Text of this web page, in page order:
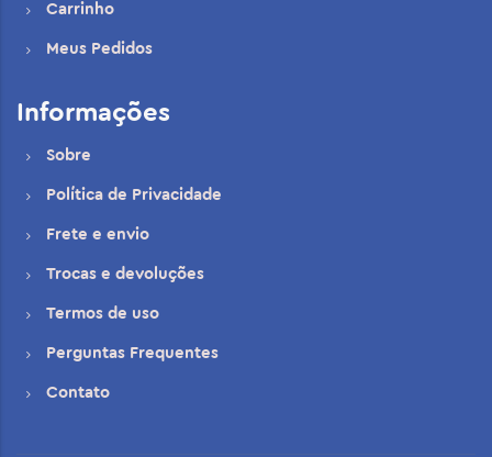
Carrinho
Meus Pedidos
Informações
Sobre
Política de Privacidade
Frete e envio
Trocas e devoluções
Termos de uso
Perguntas Frequentes
Contato